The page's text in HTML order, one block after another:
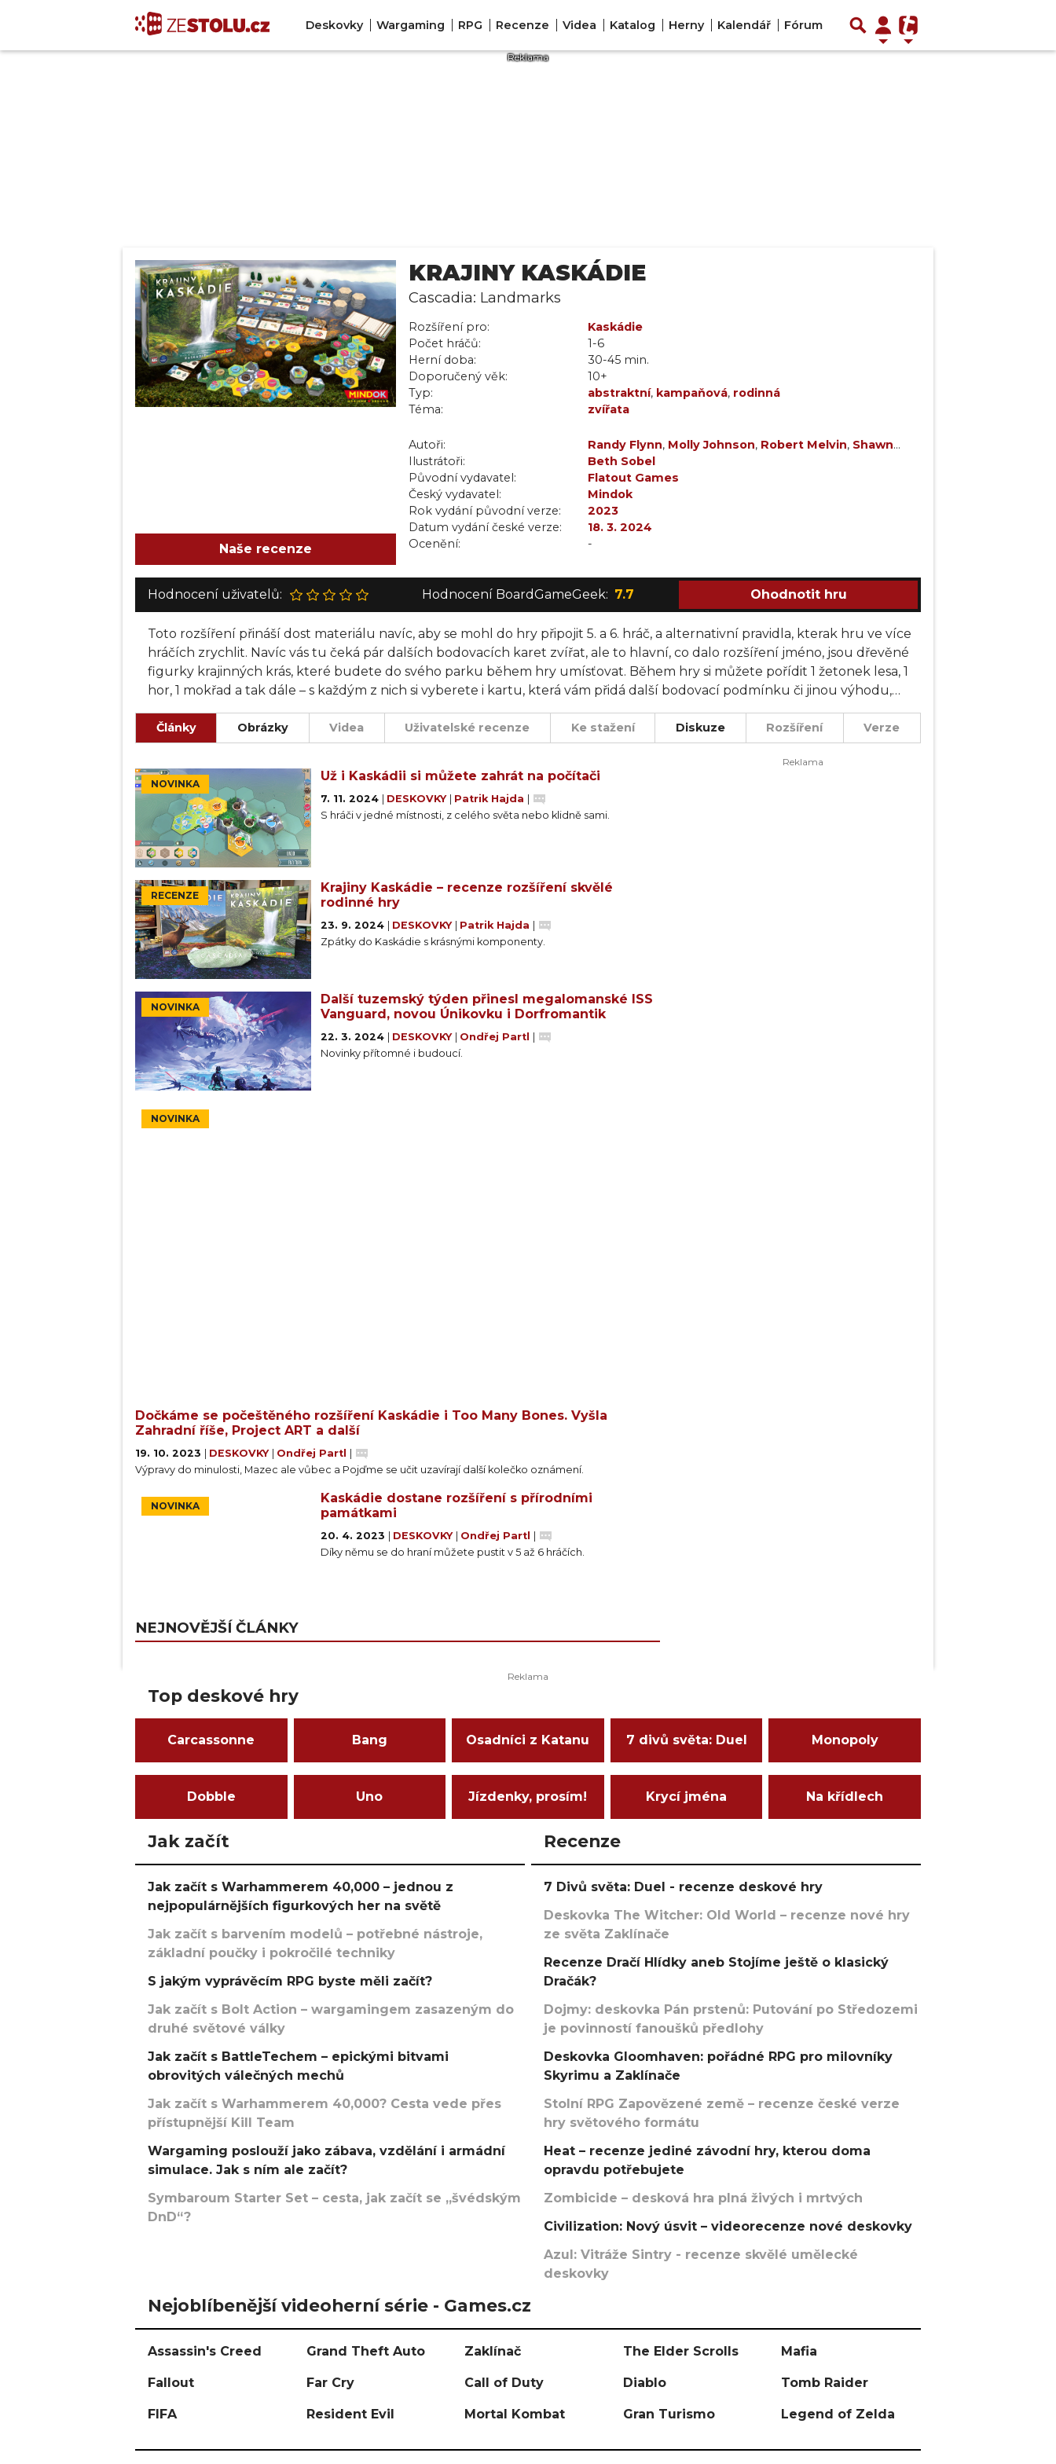
Deskovky Wargaming RPG Recenze Videa Katalog Herny Kalendář Fórum
Naše recenze
KRAJINY KASKÁDIE
Cascadia: Landmarks
Rozšíření pro:
Kaskádie
Počet hráčů:
1-6
Herní doba:
30-45 min.
Doporučený věk:
10+
Typ:
abstraktní, kampaňová, rodinná
Téma:
zvířata
Autoři: Randy Flynn, Molly Johnson, Robert Melvin, Shawn
Stankewich
Ilustrátoři:
Beth Sobel
Původní vydavatel:
Flatout Games
Český vydavatel:
Mindok
Rok vydání původní verze:
2023
Datum vydání české verze:
18. 3. 2024
Ocenění:
-
Hodnocení uživatelů: Hodnocení BoardGameGeek: 7.7 Ohodnotit hru
Toto rozšíření přináší dost materiálu navíc, aby se mohl do hry připojit 5. a 6. hráč, a alternativní pravidla, kterak hru ve více
hráčích zrychlit. Navíc vás tu čeká pár dalších bodovacích karet zvířat, ale to hlavní, co dalo rozšíření jméno, jsou dřevěné
figurky krajinných krás, které budete do svého parku během hry umísťovat. Během hry si můžete pořídit 1 žetonek lesa, 1
hor, 1 mokřad a tak dále – s každým z nich si vyberete i kartu, která vám přidá další bodovací podmínku či jinou výhodu,
čímž můžete trochu pozměnit svou strategii.
Krajiny Kaskádie jsou tak za nás vítaným zpestřením pro ty, kterým se Kaskádie na stole objevuje často, nebo pro početnější
rodiny a skupiny hráčů. Navíc barevné dřevěné figurky krajinných krás na stole i potěší oko!
Články Obrázky Videa Uživatelské recenze Ke stažení Diskuze Rozšíření Verze
NOVINKA
Už i Kaskádii si můžete zahrát na počítači
7. 11. 2024 DESKOVKY Patrik Hajda
S hráči v jedné místnosti, z celého světa nebo klidně sami.
RECENZE
Krajiny Kaskádie – recenze rozšíření skvělé
rodinné hry
23. 9. 2024 DESKOVKY Patrik Hajda
Zpátky do Kaskádie s krásnými komponenty.
NOVINKA
Další tuzemský týden přinesl megalomanské ISS
Vanguard, novou Únikovku i Dorfromantik
22. 3. 2024 DESKOVKY Ondřej Partl
Novinky přítomné i budoucí.
NOVINKA
Dočkáme se počeštěného rozšíření Kaskádie i Too Many Bones. Vyšla
Zahradní říše, Project ART a další
19. 10. 2023 DESKOVKY Ondřej Partl
Výpravy do minulosti, Mazec ale vůbec a Pojďme se učit uzavírají další kolečko oznámení.
NOVINKA
Kaskádie dostane rozšíření s přírodními
památkami
20. 4. 2023 DESKOVKY Ondřej Partl
Díky němu se do hraní můžete pustit v 5 až 6 hráčích.
NEJNOVĚJŠÍ ČLÁNKY
Top deskové hry
Carcassonne Bang Osadníci z Katanu 7 divů světa: Duel Monopoly
Dobble Uno Jízdenky, prosím! Krycí jména Na křídlech
Jak začít
Jak začít s Warhammerem 40,000 – jednou z
nejpopulárnějších figurkových her na světě
Jak začít s barvením modelů – potřebné nástroje,
základní poučky i pokročilé techniky
S jakým vyprávěcím RPG byste měli začít?
Jak začít s Bolt Action – wargamingem zasazeným do
druhé světové války
Jak začít s BattleTechem – epickými bitvami
obrovitých válečných mechů
Jak začít s Warhammerem 40,000? Cesta vede přes
přístupnější Kill Team
Wargaming poslouží jako zábava, vzdělání i armádní
simulace. Jak s ním ale začít?
Symbaroum Starter Set – cesta, jak začít se „švédským
DnD“?
Recenze
7 Divů světa: Duel - recenze deskové hry
Deskovka The Witcher: Old World – recenze nové hry
ze světa Zaklínače
Recenze Dračí Hlídky aneb Stojíme ještě o klasický
Dračák?
Dojmy: deskovka Pán prstenů: Putování po Středozemi
je povinností fanoušků předlohy
Deskovka Gloomhaven: pořádné RPG pro milovníky
Skyrimu a Zaklínače
Stolní RPG Zapovězené země – recenze české verze
hry světového formátu
Heat – recenze jediné závodní hry, kterou doma
opravdu potřebujete
Zombicide – desková hra plná živých i mrtvých
Civilization: Nový úsvit – videorecenze nové deskovky
Azul: Vitráže Sintry - recenze skvělé umělecké
deskovky
Nejoblíbenější videoherní série - Games.cz
Assassin's Creed Grand Theft Auto Zaklínač The Elder Scrolls Mafia
Fallout Far Cry Call of Duty Diablo Tomb Raider
FIFA Resident Evil Mortal Kombat Gran Turismo Legend of Zelda